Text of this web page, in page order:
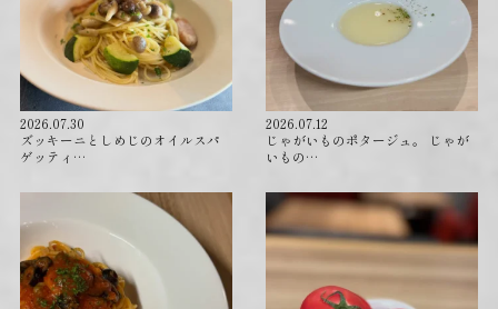
2026.07.30
ズッキーニとしめじのオイルスパ
ゲッティ…
2026.07.12
じゃがいものポタージュ。 じゃが
いもの…